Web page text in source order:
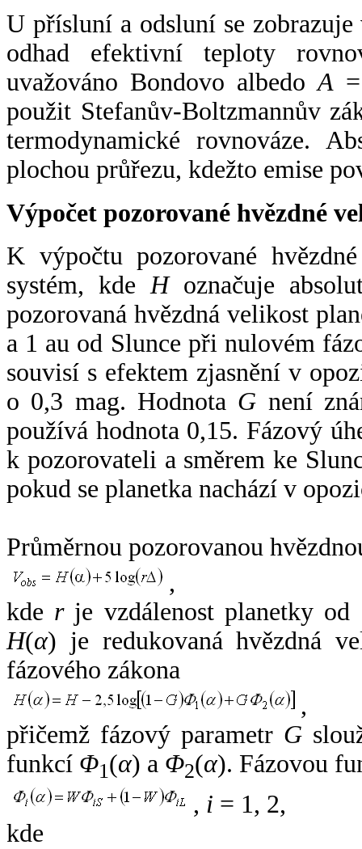
U přísluní a odsluní se
odhad efektivní teploty
uvažováno Bondovo albedoA
použit Stefanův-Boltzmannův
termodynamické rovnováze.
plochou průřezu, kdežto emise
Výpočet pozorované hvězdné
K výpočtu pozorované
systém, kde Hoznačuje
pozorovaná hvězdná velikost
a 1 au od Slunce při nulovém
souvisí s efektem zjasnění v
o 0,3 mag. Hodnota G není
používá hodnota 0,15. Fázový
k pozorovateli a směrem ke
pokud se planetka nachází v
Průměrnou pozorovanou
,
kde rje vzdálenost planetky od
H(α) je redukovaná hvězdná
fázového zákona
,
přičemž fázový parametr G
funkcí Φ1(α) a Φ2(α). Fázovou
, i = 1, 2,
kde